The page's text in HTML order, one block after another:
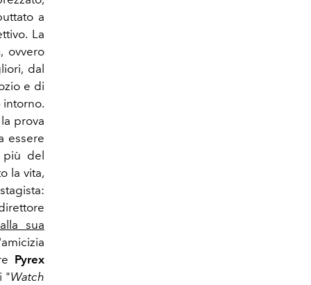
a
La
, ovvero
dal
e di
intorno.
prova
essere
più del
la vita,
sua
Pyrex
"Watch